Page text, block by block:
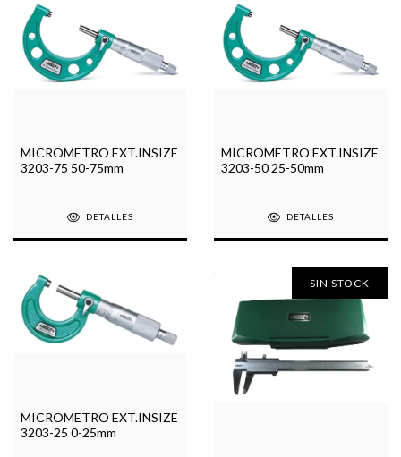
MICROMETRO EXT.INSIZE
3203-75 50-75mm
DETALLES
MICROMETRO EXT.INSIZE
3203-50 25-50mm
DETALLES
MICROMETRO EXT.INSIZE
3203-25 0-25mm
SIN STOCK